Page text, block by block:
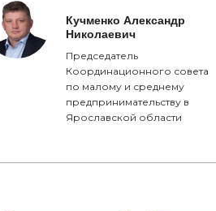
Кучменко Александр
Николаевич
Председатель
Координационного совета
по малому и среднему
предпринимательству в
Ярославской области